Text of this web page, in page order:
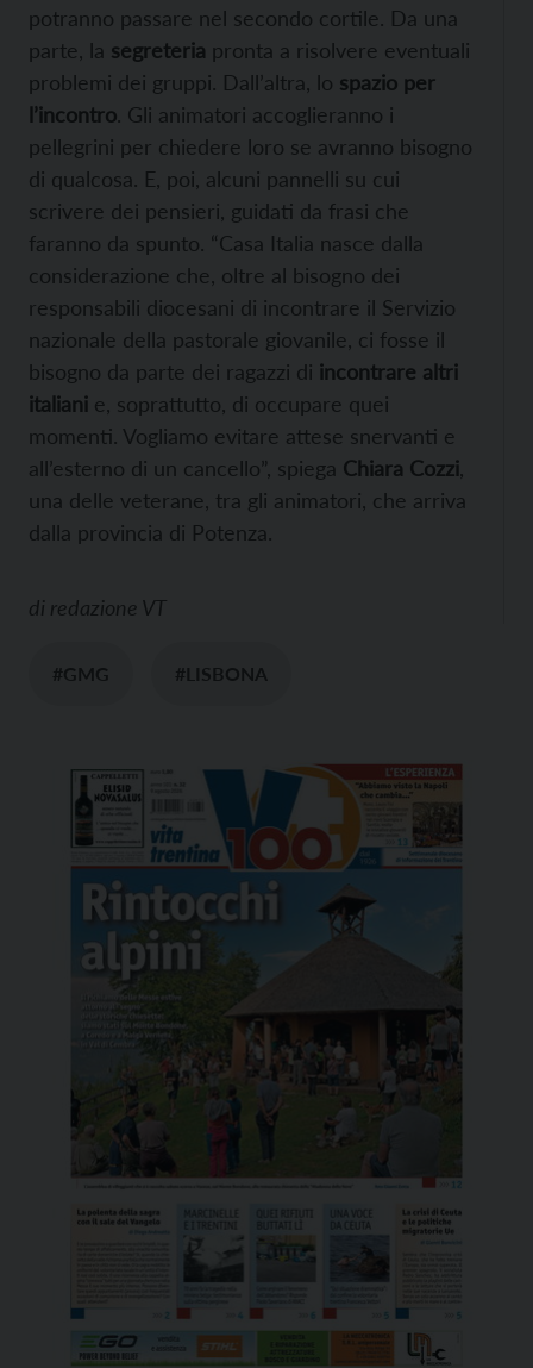
potranno passare nel secondo cortile. Da una
parte, la segreteria pronta a risolvere eventuali
problemi dei gruppi. Dall’altra, lo spazio per
l’incontro. Gli animatori accoglieranno i
pellegrini per chiedere loro se avranno bisogno
di qualcosa. E, poi, alcuni pannelli su cui
scrivere dei pensieri, guidati da frasi che
faranno da spunto. “Casa Italia nasce dalla
considerazione che, oltre al bisogno dei
responsabili diocesani di incontrare il Servizio
nazionale della pastorale giovanile, ci fosse il
bisogno da parte dei ragazzi di incontrare altri
italiani e, soprattutto, di occupare quei
momenti. Vogliamo evitare attese snervanti e
all’esterno di un cancello”, spiega Chiara Cozzi
una delle veterane, tra gli animatori, che arriva
dalla provincia di Potenza.
di redazione VT
#GMG #LISBONA